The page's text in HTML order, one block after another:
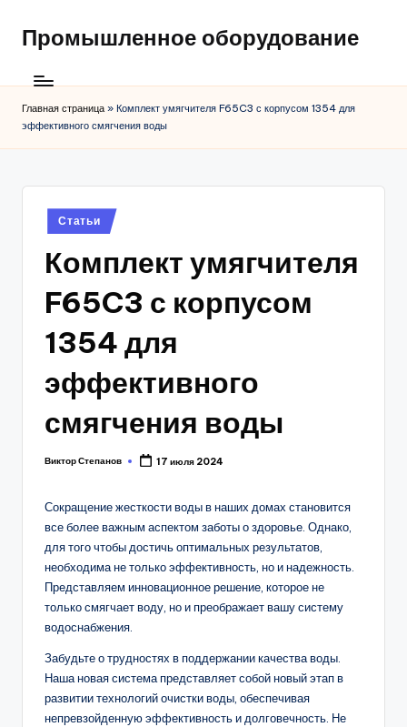
Промышленное оборудование
Главная страница » Комплект умягчителя F65C3 с корпусом 1354 для
эффективного смягчения воды
Posted
in
Статьи
Комплект умягчителя
F65C3 с корпусом
1354 для
эффективного
смягчения воды
Posted
Виктор Степанов 17 июля 2024
Сокращение жесткости воды в наших домах становится
все более важным аспектом заботы о здоровье. Однако,
для того чтобы достичь оптимальных результатов,
необходима не только эффективность, но и надежность.
Представляем инновационное решение, которое не
только смягчает воду, но и преображает вашу систему
водоснабжения.
Забудьте о трудностях в поддержании качества воды.
Наша новая система представляет собой новый этап в
развитии технологий очистки воды, обеспечивая
непревзойденную эффективность и долговечность. Не